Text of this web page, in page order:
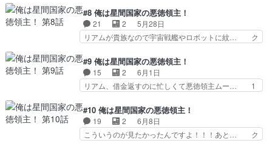
ど飯うまし』第5話『Aラン… しょうもないだけ
の作品かと思ったら楽しく… リアムの性格が原作
と違い過ぎるんだ。かっ…
悪趣味が過ぎる。制作者歪みすぎでし… ・時間稼
ぎの尺だけがどうも気になる※アニ… とうとうイ
ンチキ師匠の免許皆伝を言い渡さ… という決意を
しっかり伝えて、自分で逃げ道… これまでの笑い
る必要あったかな。書籍は… 死ぬとかより酷いや
つ久々に見た気がする治… ついに姫様と、ん、過
去の話か？案内人、こ…
#8 俺は星間国家の悪徳領主！
21 2
5月28日
リアムが貴族なので宇宙戦艦やロボットに紋… ク
続きだったここまでとは打って変わって… ハーレ
ムも酒池肉林も個人のこだわりと制約… 女の子達
が可哀相で。今後のフォローに期待… 前回のグロ
テスクな事件はなかったかのよう… 鼻ちょうちん
める奴は相当趣味悪いからな… ハーレム計画を立
てようとするけどなかなか… 上田麗奈冷静すぎて
わろた。悪徳領主がコン…
#9 俺は星間国家の悪徳領主！
15 2
6月1日
リアム、借金返すのに忙しくて悪徳領主ムー… 1
ン・シャーリー しょっちゅう案内人… と乙女ゲ
ー世界はモブに厳しい世界ですの原… いつの間に
かスナック日笠が綺麗になっとる… やっぱりモブ
キャラが渋いのだが…建設中の… 『日々は過ぎれ
#10 俺は星間国家の悪徳領主！
19 2
6月8日
こういうのが見たかったんですよ！！！あと… ク